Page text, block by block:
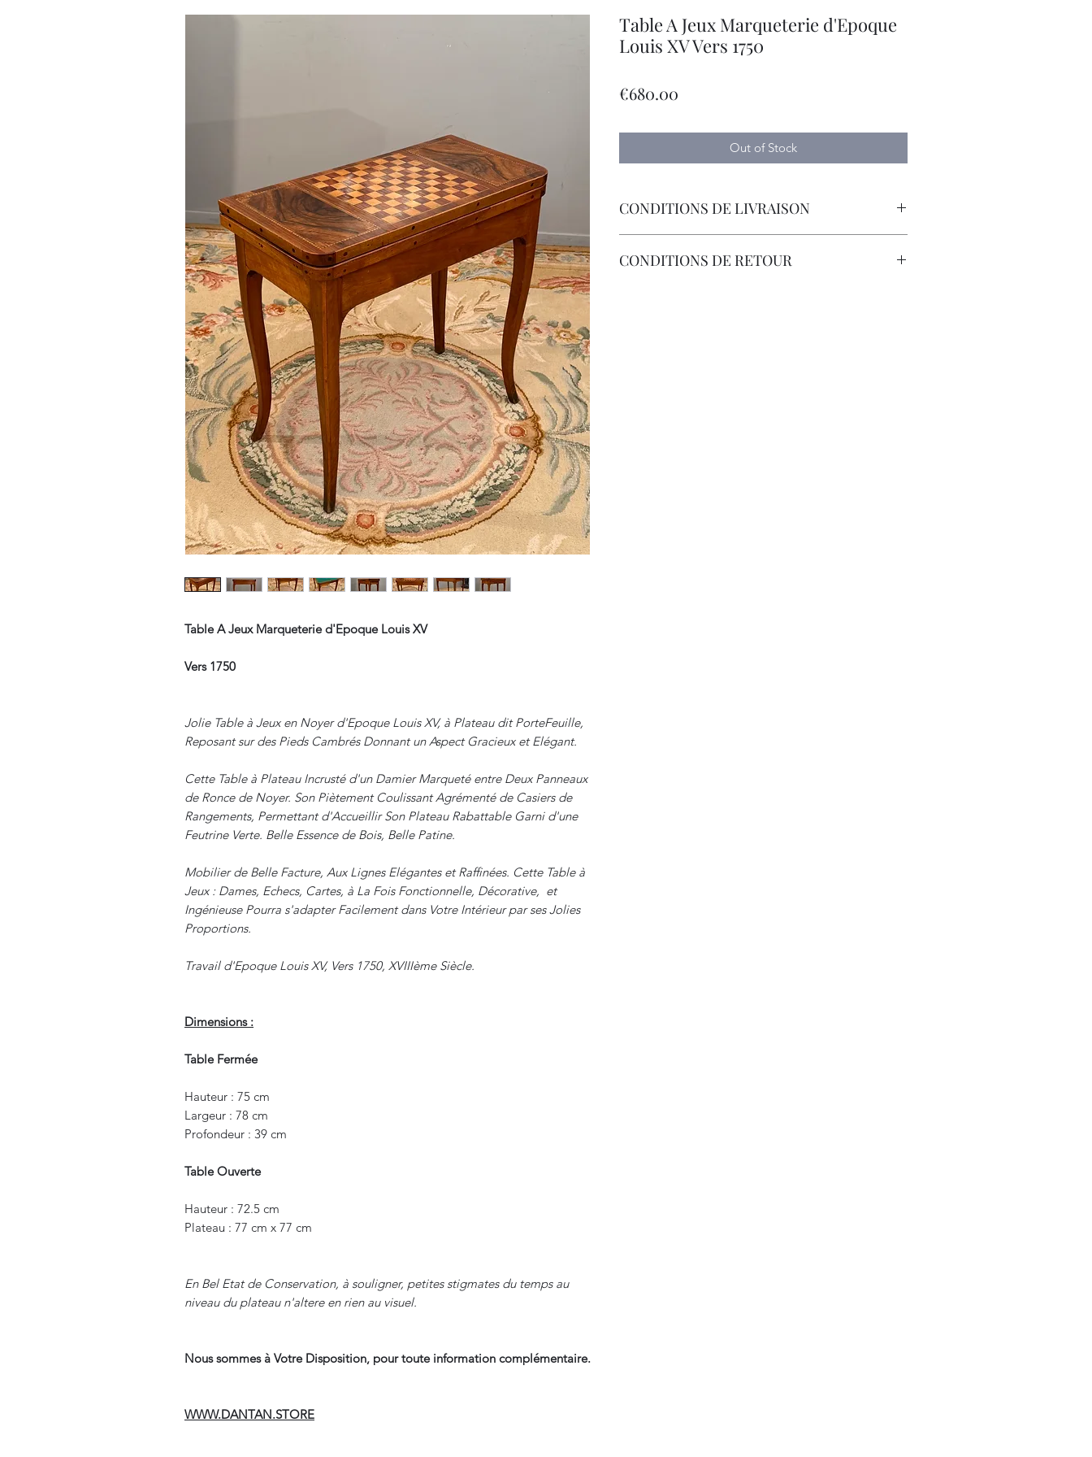
Table A Jeux Marqueterie d'Epoque Louis XV
Vers 1750
Jolie Table à Jeux en Noyer d'Epoque Louis XV, à Plateau dit PorteFeuille,
Reposant sur des Pieds Cambrés Donnant un Aspect Gracieux et Elégant.
Cette Table à Plateau Incrusté d'un Damier Marqueté entre Deux Panneaux
de Ronce de Noyer. Son Piètement Coulissant Agrémenté de Casiers de
Rangements, Permettant d'Accueillir Son Plateau Rabattable Garni d'une
Feutrine Verte. Belle Essence de Bois, Belle Patine.
Mobilier de Belle Facture, Aux Lignes Elégantes et Raffinées. Cette Table à
Jeux : Dames, Echecs, Cartes, à La Fois Fonctionnelle, Décorative, et
Ingénieuse Pourra s'adapter Facilement dans Votre Intérieur par ses Jolies
Proportions.
Travail d'Epoque Louis XV, Vers 1750, XVIIIème Siècle.
Dimensions :
Table Fermée
Hauteur : 75 cm
Largeur : 78 cm
Profondeur : 39 cm
Table Ouverte
Hauteur : 72.5 cm
Plateau : 77 cm x 77 cm
En Bel Etat de Conservation, à souligner, petites stigmates du temps au
niveau du plateau n'altere en rien au visuel.
Nous sommes à Votre Disposition, pour toute information complémentaire.
WWW.DANTAN.STORE
Table A Jeux Marqueterie d'Epoque
Louis XV Vers 1750
€680.00
Out of Stock
CONDITIONS DE LIVRAISON
CONDITIONS DE RETOUR